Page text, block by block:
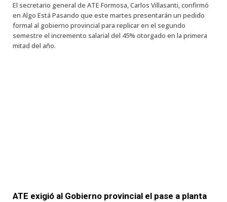
El secretario general de ATE Formosa, Carlos Villasanti, confirmó
en Algo Está Pasando que este martes presentarán un pedido
formal al gobierno provincial para replicar en el segundo
semestre el incremento salarial del 45% otorgado en la primera
mitad del año.
ATE exigió al Gobierno provincial el pase a planta